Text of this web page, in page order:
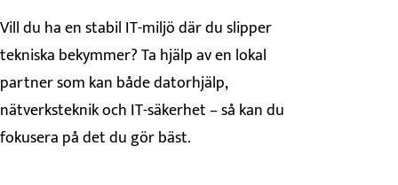
Vill du ha en stabil IT-miljö där du slipper
tekniska bekymmer? Ta hjälp av en lokal
partner som kan både datorhjälp,
nätverksteknik och IT-säkerhet – så kan du
fokusera på det du gör bäst.